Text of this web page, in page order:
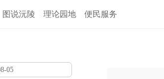
图说沅陵 理论园地 便民服务